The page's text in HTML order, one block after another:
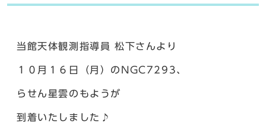
当館天体観測指導員 松下さんより
１０月１６日（月）のNGC7293、
らせん星雲のもようが
到着いたしました♪